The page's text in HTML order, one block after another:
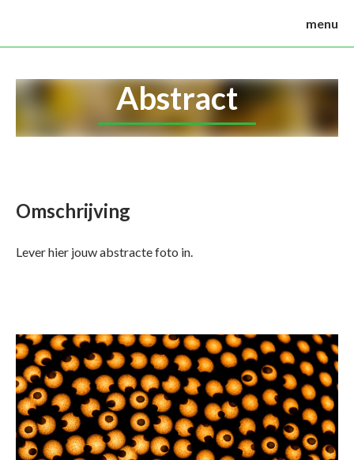
menu
Abstract
Omschrijving
Lever hier jouw abstracte foto in.